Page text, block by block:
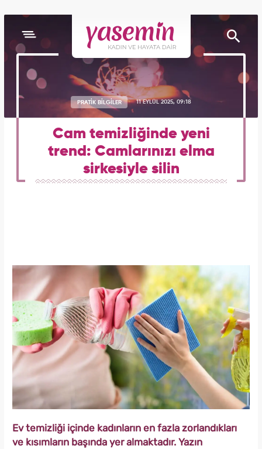
PRATİK BİLGİLER 11 EYLÜL 2025, 09:18
Cam temizliğinde yeni
trend: Camlarınızı elma
sirkesiyle silin
Ev temizliği içinde kadınların en fazla zorlandıkları
ve kısımların başında yer almaktadır. Yazın